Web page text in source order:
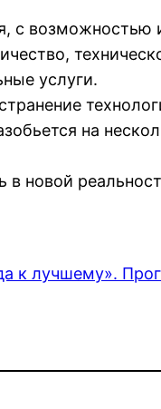
с возможностью
услуги.
на
новой
к лучшему».